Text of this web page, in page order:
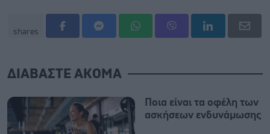
shares
ΔΙΑΒΑΣΤΕ ΑΚΟΜΑ
Ποια είναι τα οφέλη των
ασκήσεων ενδυνάμωσης